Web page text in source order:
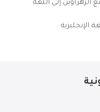
إلى اللغة
الإنجليزية